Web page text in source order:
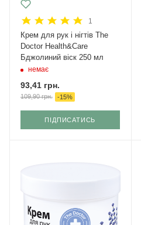
1
Крем для рук і нігтів The
Doctor Health&Care
Бджолиний віск 250 мл
немає
93,41 грн.
109,90грн. -15%
ПІДПИСАТИСЬ